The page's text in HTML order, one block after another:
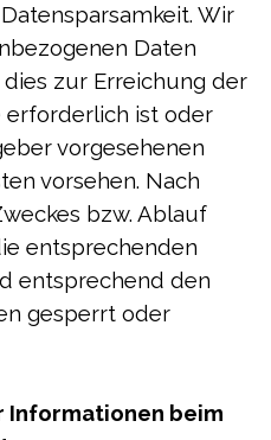
Wir
Daten
zur Erreichung der
erforderlich ist oder
vorgesehenen
vorsehen. Nach
bzw. Ablauf
entsprechenden
entsprechend den
gesperrt oder
Informationen beim